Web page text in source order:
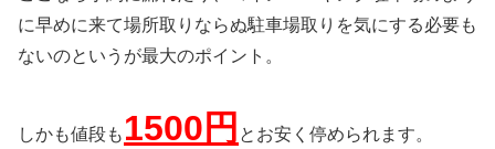
に早めに来て場所取りならぬ駐車場取りを気にする必要も
ないのというが最大のポイント。
しかも値段も 1500 円 とお安く停められます。